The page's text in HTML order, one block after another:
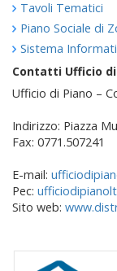
Tavoli Tematici
Piano Sociale di
Sistema
Contatti Ufficio di
Ufficio di Piano –
Indirizzo: Piazza
Fax: 0771.507241
E-mail:
Pec:
Sito web: